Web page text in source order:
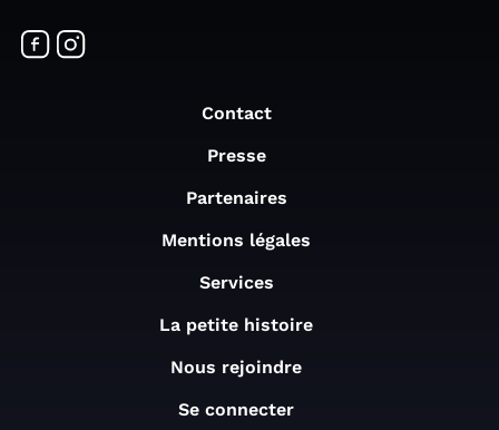
Contact
Presse
Partenaires
Mentions légales
Services
La petite histoire
Nous rejoindre
Se connecter